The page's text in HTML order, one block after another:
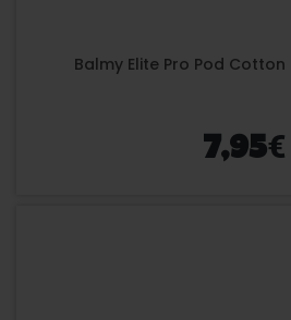
Balmy Elite Pro Pod
7,95€